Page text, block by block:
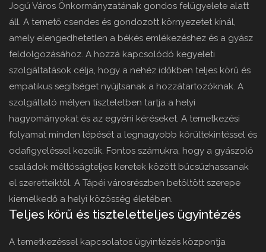
Jogú Város Önkormányzatának gondos felügyelete alatt
áll. A temető csendes és gondozott környezetet kínál,
amely elengedhetetlen a békés emlékezéshez és a gyász
feldolgozásához. A hozzá kapcsolódó kegyeleti
szolgáltatások célja, hogy a nehéz időkben teljes körű és
empatikus segítséget nyújtsanak a hozzátartozóknak. A
szolgáltató mélyen tiszteletben tartja a helyi
hagyományokat és az egyéni kéréseket. A temetkezési
folyamat minden lépését a legnagyobb körültekintéssel és
odafigyeléssel kezelik. Fontos számukra, hogy a gyászoló
családok méltóságteljes keretek között búcsúzhassanak
el szeretteiktől. A Tápéi városrészben betöltött szerepe
kiemelkedő a helyi közösség életében.
Teljes körű és tiszteletteljes ügyintézés
A temetkezéssel kapcsolatos ügyintézés központja